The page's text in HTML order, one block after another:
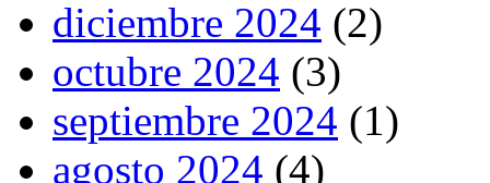
diciembre 2024 (2)
octubre 2024 (3)
septiembre 2024 (1)
agosto 2024 (4)